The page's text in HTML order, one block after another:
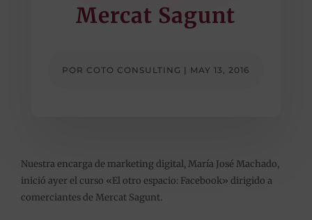
Mercat Sagunt
POR COTO CONSULTING | MAY 13, 2016
Nuestra encarga de ‪marketing‬ digital, María José Machado,
inició ayer el curso «El otro espacio: Facebook» dirigido a
comerciantes de Mercat Sagunt.